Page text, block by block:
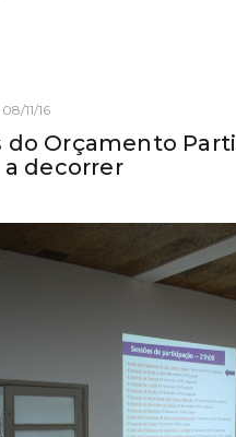
11/16
do Orçamento
a decorrer